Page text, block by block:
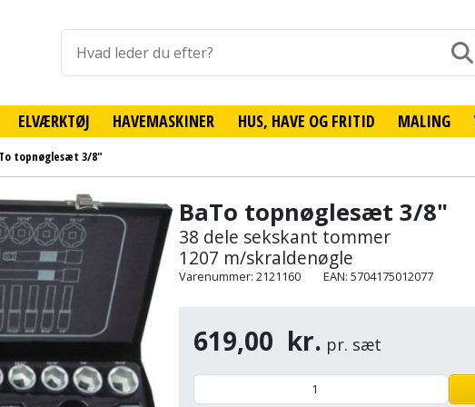
ELVÆRKTØJ HAVEMASKINER HUS, HAVE OG FRITID MALING
topnøglesæt 3/8"
BaTo topnøglesæt 3/8"
38 dele sekskant tommer
1207 m/skraldenøgle
Varenummer: 2121160 EAN: 5704175012077
619,00 kr. pr. sæt